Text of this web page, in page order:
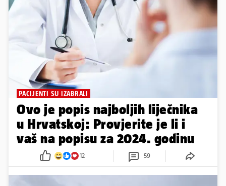
PACIJENTI SU IZABRALI
Ovo je popis najboljih liječnika
u Hrvatskoj: Provjerite je li i
vaš na popisu za 2024. godinu
12 59